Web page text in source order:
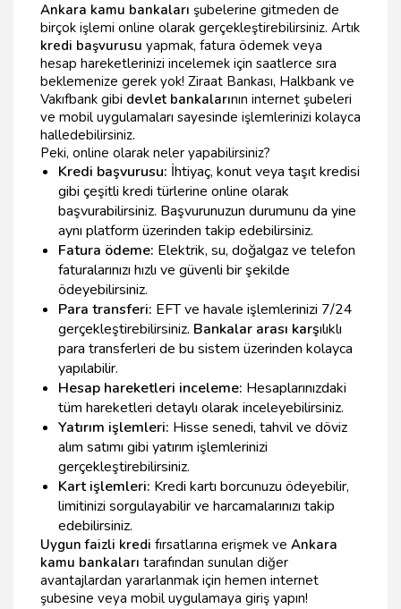
Ankara kamu bankaları şubelerine gitmeden de
birçok işlemi online olarak gerçekleştirebilirsiniz. Artık
kredi başvurusu yapmak, fatura ödemek veya
hesap hareketlerinizi incelemek için saatlerce sıra
beklemenize gerek yok! Ziraat Bankası, Halkbank ve
Vakıfbank gibi devlet bankalarının internet şubeleri
ve mobil uygulamaları sayesinde işlemlerinizi kolayca
halledebilirsiniz.
Peki, online olarak neler yapabilirsiniz?
Kredi başvurusu: İhtiyaç, konut veya taşıt kredisi
gibi çeşitli kredi türlerine online olarak
başvurabilirsiniz. Başvurunuzun durumunu da yine
aynı platform üzerinden takip edebilirsiniz.
Fatura ödeme: Elektrik, su, doğalgaz ve telefon
faturalarınızı hızlı ve güvenli bir şekilde
ödeyebilirsiniz.
Para transferi: EFT ve havale işlemlerinizi 7/24
gerçekleştirebilirsiniz. Bankalar arası karşılıklı
para transferleri de bu sistem üzerinden kolayca
yapılabilir.
Hesap hareketleri inceleme: Hesaplarınızdaki
tüm hareketleri detaylı olarak inceleyebilirsiniz.
Yatırım işlemleri: Hisse senedi, tahvil ve döviz
alım satımı gibi yatırım işlemlerinizi
gerçekleştirebilirsiniz.
Kart işlemleri: Kredi kartı borcunuzu ödeyebilir,
limitinizi sorgulayabilir ve harcamalarınızı takip
edebilirsiniz.
Uygun faizli kredi fırsatlarına erişmek ve Ankara
kamu bankaları tarafından sunulan diğer
avantajlardan yararlanmak için hemen internet
şubesine veya mobil uygulamaya giriş yapın!